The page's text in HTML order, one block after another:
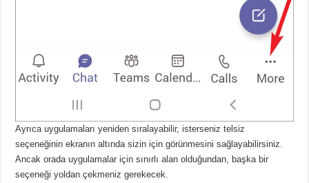
Ayrıca uygulamaları yeniden sıralayabilir, isterseniz telsiz
seçeneğinin ekranın altında sizin için görünmesini sağlayabilirsiniz.
Ancak orada uygulamalar için sınırlı alan olduğundan, başka bir
seçeneği yoldan çekmeniz gerekecek.